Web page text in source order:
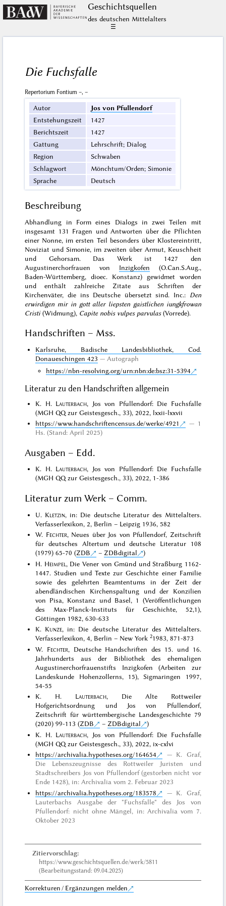
Geschichts­quellen
des deutschen Mittelalters
☰
Die Fuchsfalle
Repertorium Fontium –, –
Autor
Jos von Pfullendorf
Entstehungszeit
1427
Berichtszeit
1427
Gattung
Lehrschrift; Dialog
Region
Schwaben
Schlagwort
Mönchtum/Orden; Simonie
Sprache
Deutsch
Beschreibung
Abhandlung in Form eines Dialogs in zwei Teilen mit
insgesamt 131 Fragen und Antworten über die Pflichten
einer Nonne, im ersten Teil besonders über Klostereintritt,
Noviziat und Simonie, im zweiten über Armut, Keuschheit
und Gehorsam. Das Werk ist 1427 den
Augustinerchorfrauen von Inzigkofen (O.Can.S.Aug.,
Baden-Württemberg, dioec. Konstanz) gewidmet worden
und enthält zahlreiche Zitate aus Schriften der
Kirchenväter, die ins Deutsche übersetzt sind. Inc.: Den
erwirdigen mir in gott aller liepsten gaistlichen iungkfrowan
Cristi(Widmung), Capite nobis vulpes parvulas(Vorrede).
Handschriften – Mss.
Karlsruhe, Badische Landesbibliothek, Cod.
Donaueschingen 423
Autograph
https://nbn-resolving.org/urn:nbn:de:bsz:31-5394
Literatur zu den Handschriften allgemein
K. H. Lauterbach, Jos von Pfullendorf: Die Fuchsfalle
(MGH QQ zur Geistesgesch., 33), 2022, lxxii-lxxvii
https://www.handschriftencensus.de/werke/4921
1
Hs. (Stand: April 2025)
Ausgaben – Edd.
K. H. Lauterbach, Jos von Pfullendorf: Die Fuchsfalle
(MGH QQ zur Geistesgesch., 33), 2022, 1-386
Literatur zum Werk – Comm.
U. Kletzin, in: Die deutsche Literatur des Mittelalters.
Verfasserlexikon, 2, Berlin – Leipzig 1936, 582
W. Fechter, Neues über Jos von Pfullendorf, Zeitschrift
für deutsches Altertum und deutsche Literatur 108
(1979) 65-70 (ZDB –ZDBdigital
)
H. Heimpel , Die Vener von Gmünd und Straßburg 1162-
1447. Studien und Texte zur Geschichte einer Familie
sowie des gelehrten Beamtentums in der Zeit der
abendländischen Kirchenspaltung und der Konzilien
von Pisa, Konstanz und Basel, 1 (Veröffentlichungen
des Max-Planck-Instituts für Geschichte, 52,1),
Göttingen 1982, 630-633
K. Kunze, in: Die deutsche Literatur des Mittelalters.
Verfasserlexikon, 4, Berlin – New York21983, 871-873
W. Fechter, Deutsche Handschriften des 15. und 16.
Jahrhunderts aus der Bibliothek des ehemaligen
Augustinerchorfrauenstifts Inzigkofen (Arbeiten zur
Landeskunde Hohenzollerns, 15), Sigmaringen 1997,
54-55
K. H. Lauterbach, Die Alte Rottweiler
Hofgerichtsordnung und Jos von Pfullendorf,
Zeitschrift für württembergische Landesgeschichte 79
(2020) 99-113 (ZDB –ZDBdigital
)
K. H. Lauterbach, Jos von Pfullendorf: Die Fuchsfalle
(MGH QQ zur Geistesgesch., 33), 2022, ix-cxlvi
https://archivalia.hypotheses.org/164654
K. Graf,
Die Lebenszeugnisse des Rottweiler Juristen und
Stadtschreibers Jos von Pfullendorf (gestorben nicht vor
Ende 1428), in: Archivalia vom 2. Februar 2023
https://archivalia.hypotheses.org/183578
K. Graf,
Lauterbachs Ausgabe der "Fuchsfalle" des Jos von
Pfullendorf: nicht ohne Mängel, in: Archivalia vom 7.
Oktober 2023
Zitiervorschlag:
https://www.geschichtsquellen.de/werk/5811
(Bearbeitungsstand: 09.04.2025)
Korrekturen / Ergänzungen melden